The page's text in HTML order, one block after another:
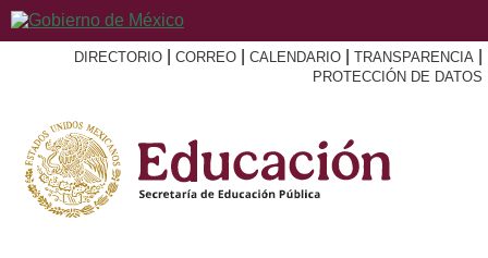
DIRECTORIO CORREO CALENDARIO TRANSPARENCIA
PROTECCIÓN DE DATOS